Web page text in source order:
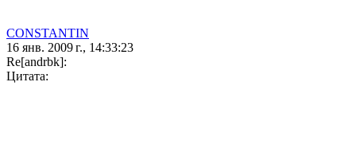
CONSTANTIN
16 янв. 2009 г., 14:33:23
Re[andrbk]:
Цитата: